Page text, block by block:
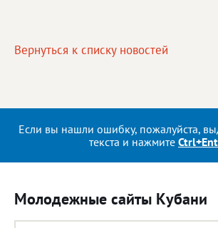
Вернуться к списку новостей
Если вы нашли ошибку, пожалуйста,
текста и нажмите
Молодежные сайты Кубани